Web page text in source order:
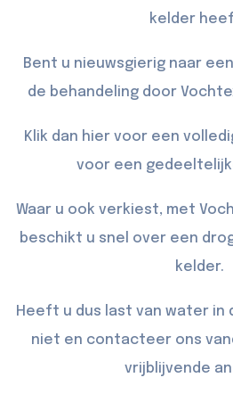
kelder
Bent u nieuwsgierig naar
de behandeling door
Klik dan hier voor een
voor een
Waar u ook verkiest, met
beschikt u snel over een
kelder.
Heeft u dus last van water in
niet en contacteer ons
vrijblijvende